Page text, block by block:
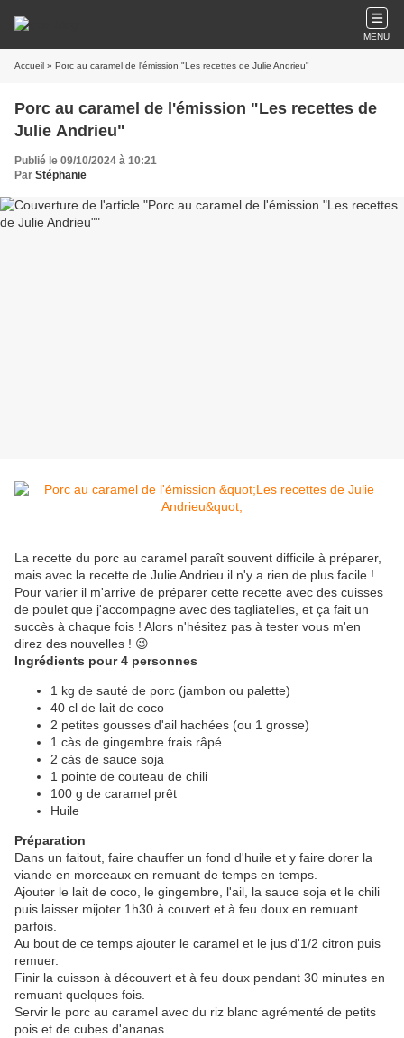
MENU
Accueil » Porc au caramel de l'émission "Les recettes de Julie Andrieu"
Porc au caramel de l'émission "Les recettes de
Julie Andrieu"
Publié le 09/10/2024 à 10:21
Par Stéphanie
La recette du porc au caramel paraît souvent difficile à préparer,
mais avec la recette de Julie Andrieu il n'y a rien de plus facile !
Pour varier il m'arrive de préparer cette recette avec des cuisses
de poulet que j'accompagne avec des tagliatelles, et ça fait un
succès à chaque fois ! Alors n'hésitez pas à tester vous m'en
direz des nouvelles ! 😉
Ingrédients pour 4 personnes
1 kg de sauté de porc (jambon ou palette)
40 cl de lait de coco
2 petites gousses d'ail hachées (ou 1 grosse)
1 càs de gingembre frais râpé
2 càs de sauce soja
1 pointe de couteau de chili
100 g de caramel prêt
Huile
Préparation
Dans un faitout, faire chauffer un fond d'huile et y faire dorer la
viande en morceaux en remuant de temps en temps.
Ajouter le lait de coco, le gingembre, l'ail, la sauce soja et le chili
puis laisser mijoter 1h30 à couvert et à feu doux en remuant
parfois.
Au bout de ce temps ajouter le caramel et le jus d'1/2 citron puis
remuer.
Finir la cuisson à découvert et à feu doux pendant 30 minutes en
remuant quelques fois.
Servir le porc au caramel avec du riz blanc agrémenté de petits
pois et de cubes d'ananas.